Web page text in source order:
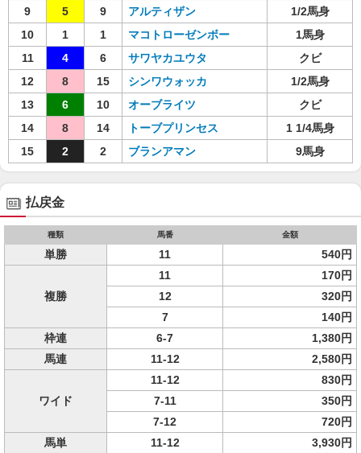
9
5 9 アルティザン
1/2馬身
10
1 1 マコトローゼンボー
1馬身
11
4 6 サワヤカユウタ
クビ
12
8 15 シンワウォッカ
1/2馬身
13
6 10 オーブライツ
クビ
14
8 14 トーブプリンセス
1 1/4馬身
15
2 2 ブランアマン 9馬身
払戻金
種類 馬番 金額
単勝 11 540円
複勝
11
170円
12
320円
7
140円
枠連
6-7
1,380円
馬連
11-12 2,580円
ワイド
11-12
830円
7-11
350円
7-12
720円
馬単
11-12
3,930円